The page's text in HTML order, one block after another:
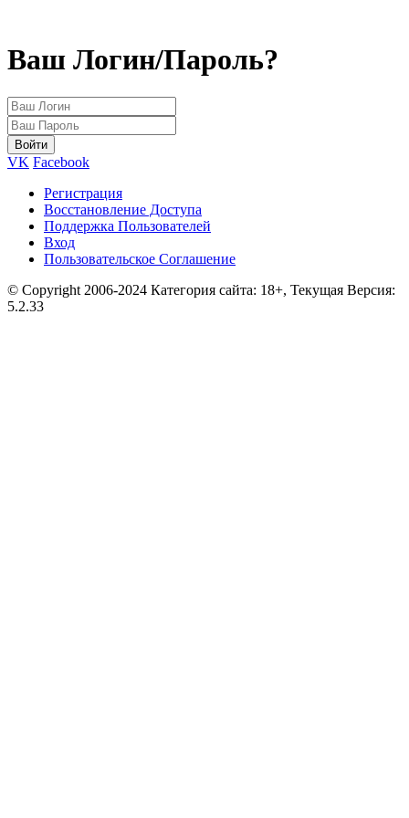
Ваш Логин/Пароль?
VK Facebook
Регистрация
Восстановление Доступа
Поддержка Пользователей
Вход
Пользовательское Соглашение
© Copyright 2006-2024 Категория сайта: 18+, Текущая Версия:
5.2.33